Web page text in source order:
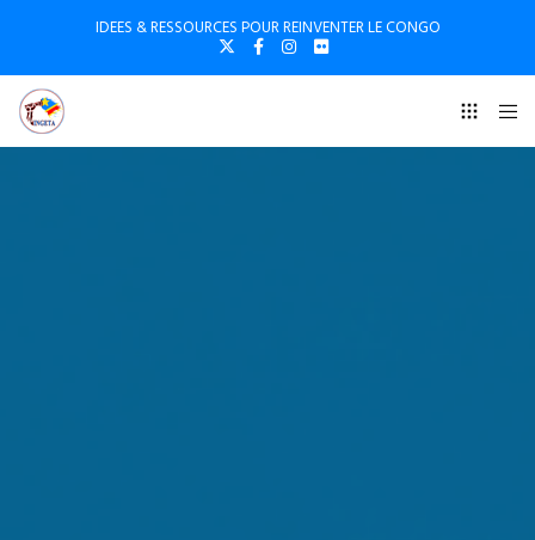
IDEES & RESSOURCES POUR REINVENTER LE CONGO